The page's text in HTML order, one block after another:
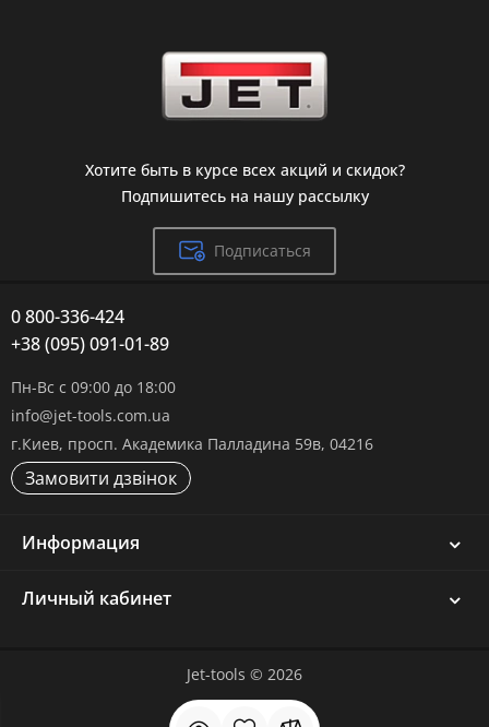
Хотите быть в курсе всех акций и скидок?
Подпишитесь на нашу рассылку
Подписаться
0 800-336-424
+38 (095) 091-01-89
Пн-Вс с 09:00 до 18:00
info@jet-tools.com.ua
г.Киев, просп. Академика Палладина 59в, 04216
Замовити дзвінок
Информация
Личный кабинет
Jet-tools © 2026